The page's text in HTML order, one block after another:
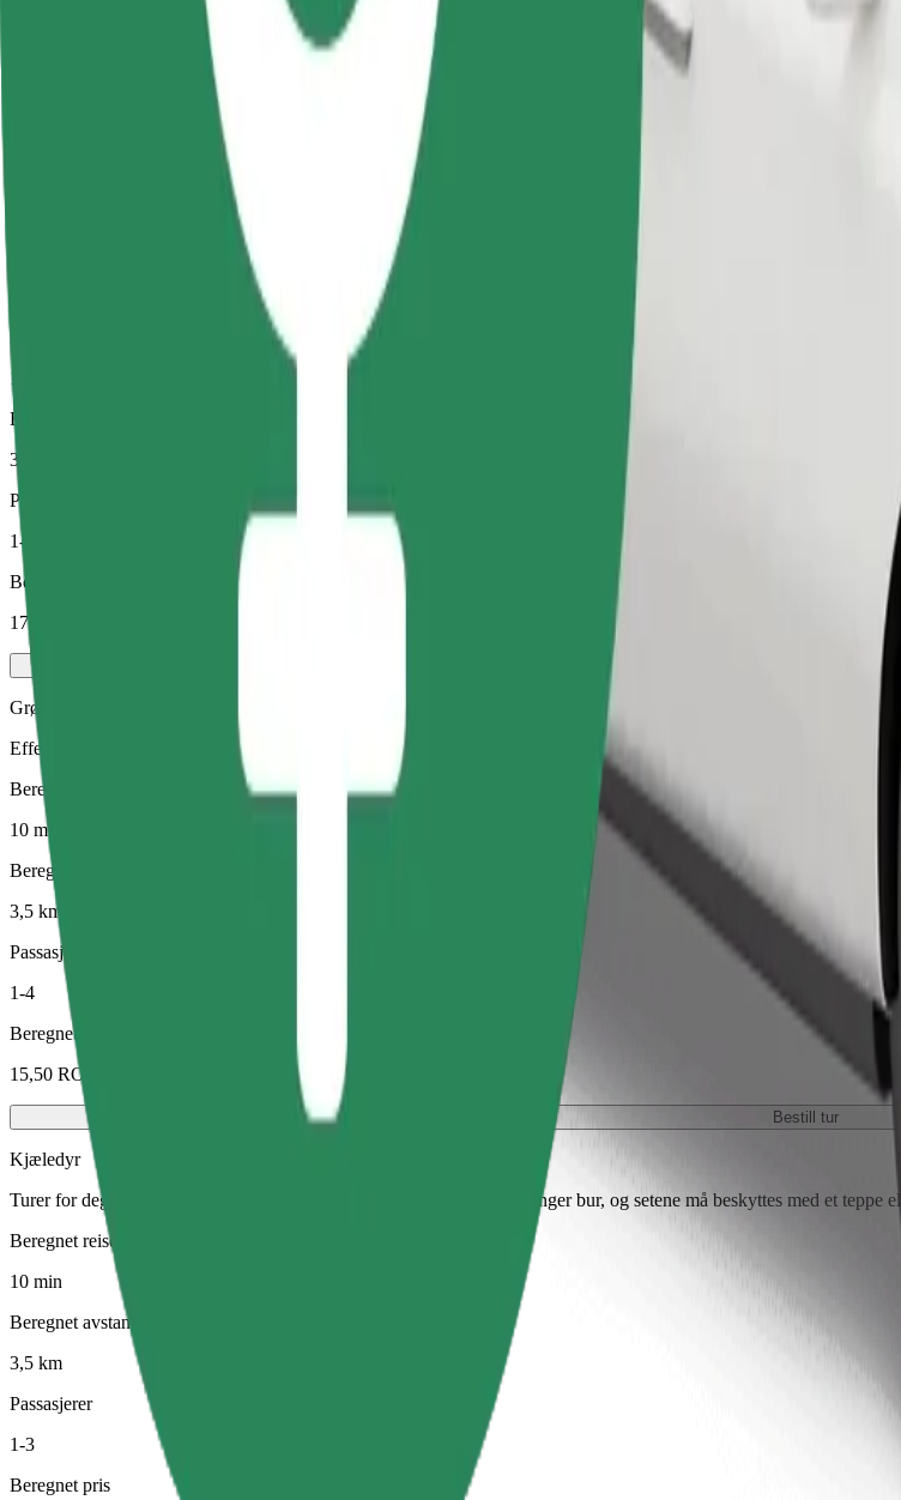
Større biler med mer ben- og oppbevaringsplass
Beregnet reisetid
10 min
Beregnet avstand
3,5 km
Passasjerer
1-4
Beregnet pris
17,70 RON
Grønn
Effektive turer i hybride og elektriske kjøretøy
Beregnet reisetid
10 min
Beregnet avstand
3,5 km
Passasjerer
1-4
Beregnet pris
15,50 RON
Bestill tur
Kjæledyr
Turer for deg og kjæledyret ditt. Hunder må ha munnkurv, små dyr trenger bur, og setene må beskyttes med et teppe
Beregnet reisetid
10 min
Beregnet avstand
3,5 km
Passasjerer
1-3
Beregnet pris